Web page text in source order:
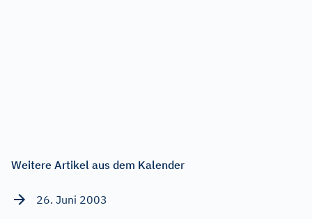
Weitere Artikel aus dem Kalender
26. Juni 2003